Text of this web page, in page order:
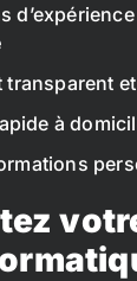
transparent
à